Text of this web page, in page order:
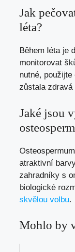
Jak
léta?
Během léta je
monitorovat
nutné,
zůstala
Jaké jsou
atraktivní
zahradníky s
biologické
skvělou volbu.
Mohlo by